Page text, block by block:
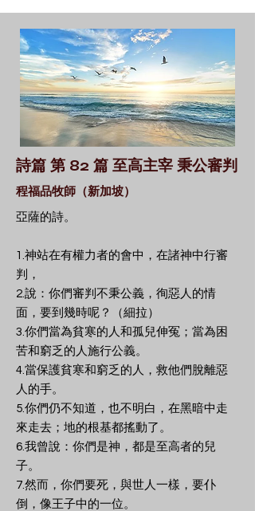
詩篇 第 82 篇 至高主宰 秉公審判
程福品牧師（新加坡）
亞薩的詩。
1.神站在有權力者的會中，在諸神中行審
判，
2.說：你們審判不秉公義，徇惡人的情
面，要到幾時呢？（細拉）
3.你們當為貧寒的人和孤兒伸冤；當為困
苦和窮乏的人施行公義。
4.當保護貧寒和窮乏的人，救他們脫離惡
人的手。
5.你們仍不知道，也不明白，在黑暗中走
來走去；地的根基都搖動了。
6.我曾說：你們是神，都是至高者的兒
子。
7.然而，你們要死，與世人一樣，要仆
倒，像王子中的一位。